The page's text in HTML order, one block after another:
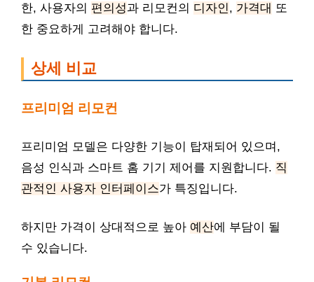
한, 사용자의 편의성과 리모컨의 디자인 , 가격대 또
한 중요하게 고려해야 합니다.
상세 비교
프리미엄 리모컨
프리미엄 모델은 다양한 기능이 탑재되어 있으며,
음성 인식과 스마트 홈 기기 제어를 지원합니다. 직
관적인 사용자 인터페이스가 특징입니다.
하지만 가격이 상대적으로 높아 예산에 부담이 될
수 있습니다.